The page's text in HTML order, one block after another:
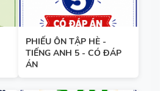
CHUYÊN ĐỀ NGỮ
- PDF AI
PHIẾU ÔN TẬP HÈ -
TIẾNG ANH 5 - CÓ ĐÁP
ÁN